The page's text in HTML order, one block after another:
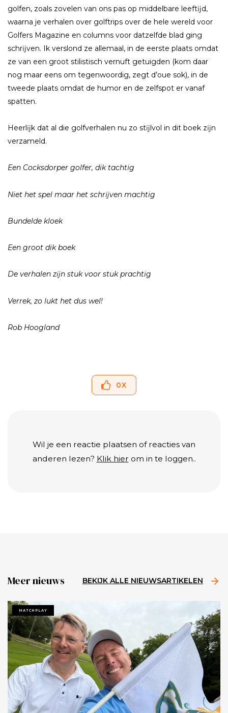
golfen, zoals zovelen van ons pas op middelbare leeftĳd,
waarna je verhalen over golftrips over de hele wereld voor
Golfers Magazine en columns voor datzelfde blad ging
schrĳven. Ik verslond ze allemaal, in de eerste plaats omdat
ze van een groot stilistisch vernuft getuigden (kom daar
nog maar eens om tegenwoordig, zegt d’oue sok), in de
tweede plaats omdat de humor en de zelfspot er vanaf
spatten.​
Heerlĳk dat al die golfverhalen nu zo stĳlvol in dit boek zĳn
verzameld.
Een Cocksdorper golfer, dik tachtig
Niet het spel maar het schrĳven machtig
Bundelde kloek
Een groot dik boek
De verhalen zĳn stuk voor stuk prachtig
Verrek, zo lukt het dus wel!
Rob Hoogland
0X
Wil je een reactie plaatsen of reacties van
anderen lezen? Klik hier om in te loggen..
Meer nieuws BEKIJK ALLE NIEUWSARTIKELEN
MATCHPLAY